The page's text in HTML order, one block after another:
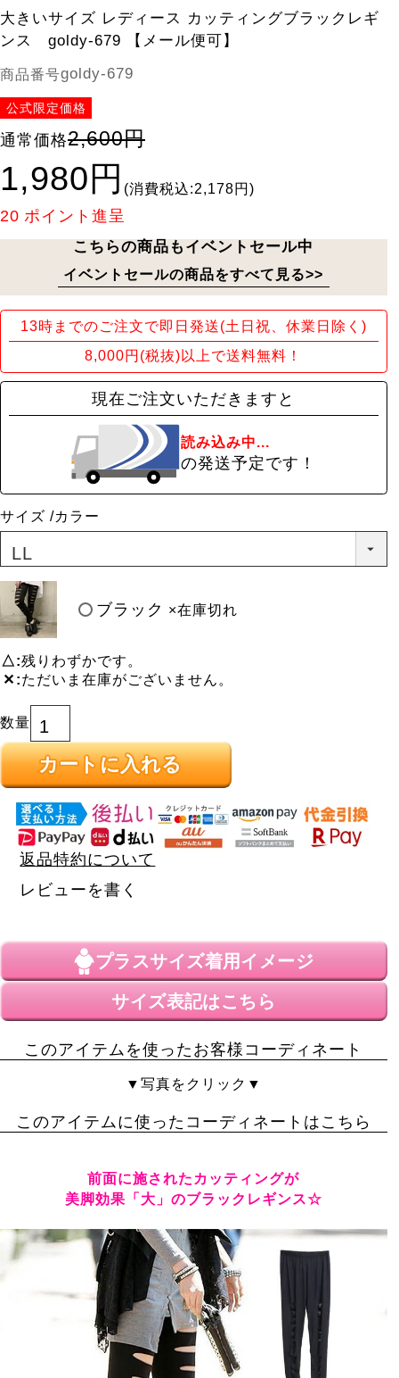
大きいサイズ レディース カッティングブラックレギ
ンス goldy-679 【メール便可】
商品番号goldy-679
公式限定価格
通常価格2,600円
1,980円 (消費税込:2,178円)
20 ポイント進呈
こちらの商品もイベントセール中
イベントセールの商品をすべて見る>>
13時までのご注文で即日発送(土日祝、休業日除く)
8,000円(税抜)以上で送料無料！
現在ご注文いただきますと
読み込み中...
の発送予定です！
サイズ カラー
ブラック ×在庫切れ
△ 残りわずかです。
✕ ただいま在庫がございません。
カートに入れる
返品特約について
レビューを書く
プラスサイズ着用イメージ
サイズ表記はこちら
このアイテムを使ったお客様コーディネート
▼写真をクリック▼
このアイテムに使ったコーディネートはこちら
前面に施されたカッティングが
美脚効果「大」のブラックレギンス☆